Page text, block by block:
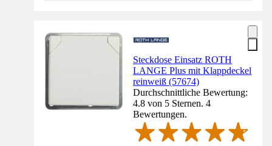
Steckdose Einsatz ROTH
LANGE Plus mit Klappdeckel
reinweiß (57674)
Durchschnittliche Bewertung:
4.8 von 5 Sternen. 4
Bewertungen.